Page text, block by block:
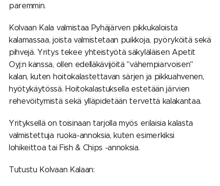
paremmin.
Kolvaan Kala valmistaa Pyhäjärven pikkukaloista
kalamassaa, joista valmistetaan puikkoja, pyöryköitä sekä
pihvejä. Yritys tekee yhteistyötä säkyläläisen Apetit
Oyj:n kanssa, ollen edelläkävijöitä "vähempiarvoisen"
kalan, kuten hoitokalastettavan särjen ja pikkuahvenen,
hyötykäytössä. Hoitokalastuksella estetään järvien
rehevöitymistä sekä ylläpidetään tervettä kalakantaa.
Yrityksellä on toisinaan tarjolla myös erilaisia kalasta
valmistettuja ruoka-annoksia, kuten esimerkiksi
lohikeittoa tai Fish & Chips -annoksia.
Tutustu Kolvaan Kalaan: